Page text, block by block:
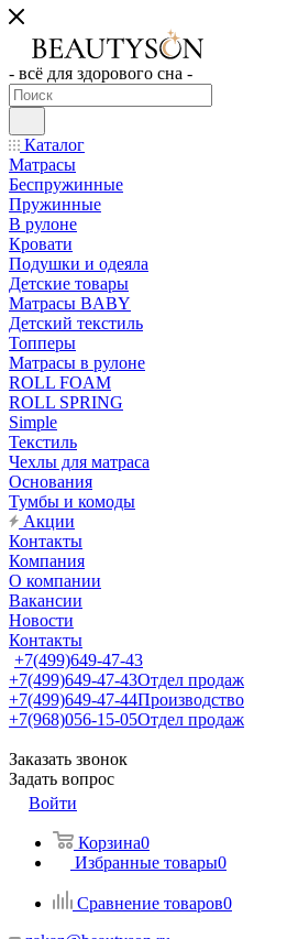
- всё для здорового сна -
Каталог
Матрасы
Беспружинные
Пружинные
В рулоне
Кровати
Подушки и одеяла
Детские товары
Матрасы BABY
Детский текстиль
Топперы
Матрасы в рулоне
ROLL FOAM
ROLL SPRING
Simple
Текстиль
Чехлы для матраса
Основания
Тумбы и комоды
Акции
Контакты
Компания
О компании
Вакансии
Новости
Контакты
+7(499)649-47-43
+7(499)649-47-43Отдел продаж
+7(499)649-47-44Производство
+7(968)056-15-05Отдел продаж
Заказать звонок
Задать вопрос
Войти
Корзина0
Избранные товары0
Сравнение товаров0